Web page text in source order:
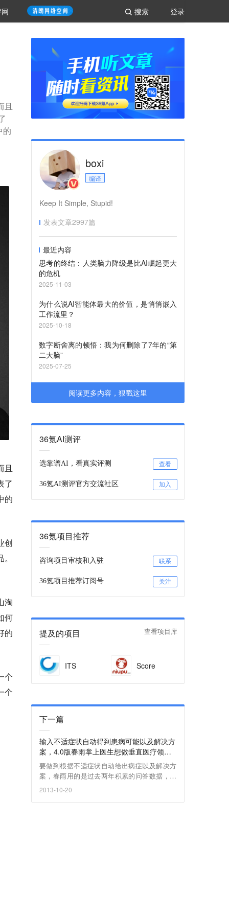
登录
搜索
且
的
且
了
的
创
淘
何
的
个
个
boxi
编译
Keep It Simple, Stupid!
发表文章2997篇
最近内容
思考的终结：人类脑力降级是比AI崛起更大
的危机
2025-11-03
为什么说AI智能体最大的价值，是悄悄嵌入
工作流里？
2025-10-18
数字断舍离的顿悟：我为何删除了7年的“第
二大脑”
2025-07-25
阅读更多内容，狠戳这里
36氪AI测评
选靠谱AI，看真实评测 查看
36氪AI测评官方交流社区 加入
36氪项目推荐
咨询项目审核和入驻 联系
36氪项目推荐订阅号 关注
提及的项目 查看项目库
ITS Score
下一篇
输入不适症状自动得到患病可能以及解决方
案，4.0版春雨掌上医生想做垂直医疗领域
的智能搜索引擎
要做到根据不适症状自动给出病症以及解决方
案，春雨用的是过去两年积累的问答数据，他
们把这一百多万条问答拆分成药品、症状等关
2013-10-20